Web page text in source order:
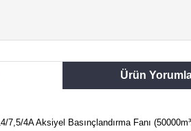
Ürün
7,5/4A Aksiyel Basınçlandırma Fanı